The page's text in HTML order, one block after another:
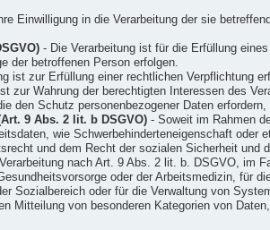
Einwilligung in die Verarbeitung der sie
- Die Verarbeitung ist für die Erfüllung
der betroffenen Person erfolgen.
ist zur Erfüllung einer rechtlichen Verpflichtung
zur Wahrung der berechtigten Interessen des
den Schutz personenbezogener Daten erfordern,
9 Abs. 2 lit. b DSGVO)- Soweit im Rahmen
wie Schwerbehinderteneigenschaft oder
und dem Recht der sozialen Sicherheit und
nach Art. 9 Abs. 2 lit. b. DSGVO, im
oder der Arbeitsmedizin, für
Sozialbereich oder für die Verwaltung von
von besonderen Kategorien von